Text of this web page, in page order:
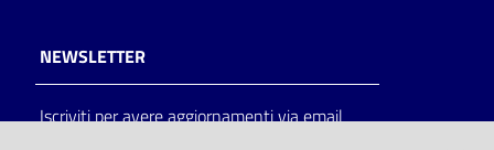
NEWSLETTER
Iscriviti per avere aggiornamenti via email